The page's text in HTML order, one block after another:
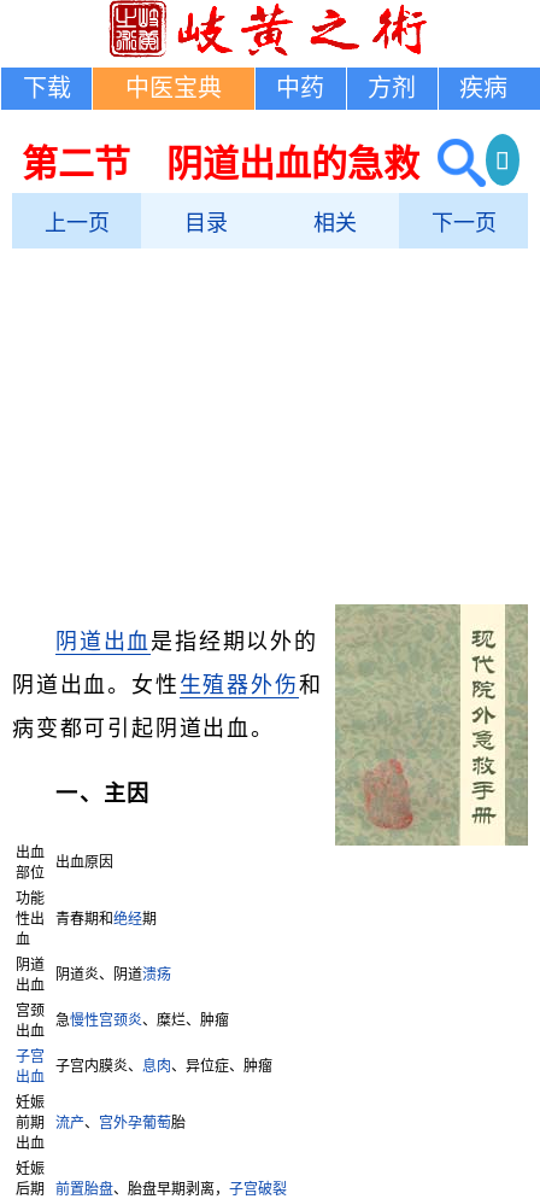
下载 中医宝典 中药 方剂 疾病
第二节 阴道出血的急救
上一页 目录 相关 下一页
阴道出血是指经期以外的
阴道出血。女性 生殖器外伤和
病变都可引起阴道出血。
一、主因
出血
部位
出血原因
功能
性出
血
青春期和绝经期
阴道
出血
阴道炎、阴道溃疡
宫颈
出血
急慢性宫颈炎、糜烂、肿瘤
子宫
出血
子宫内膜炎、 息肉、异位症、肿瘤
妊娠
前期
出血
流产、 宫外孕葡萄胎
妊娠
后期
前置胎盘、胎盘早期剥离， 子宫破裂